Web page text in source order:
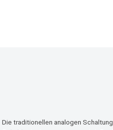
Die traditionellen analogen